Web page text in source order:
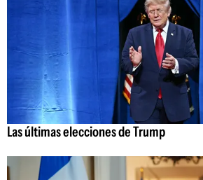
Las últimas elecciones de Trump